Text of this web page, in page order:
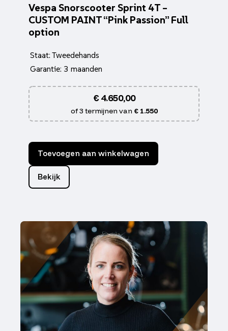
Vespa Snorscooter Sprint 4T –
CUSTOM PAINT “Pink Passion” Full
option
Staat: Tweedehands
Garantie: 3 maanden
€4.650,00
of 3 termijnen van € 1.550
Toevoegen aan winkelwagen
Bekijk